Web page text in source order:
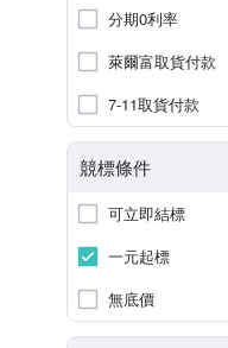
分期0利率
萊爾富取貨付款
7-11取貨付款
競標條件
可立即結標
一元起標
無底價